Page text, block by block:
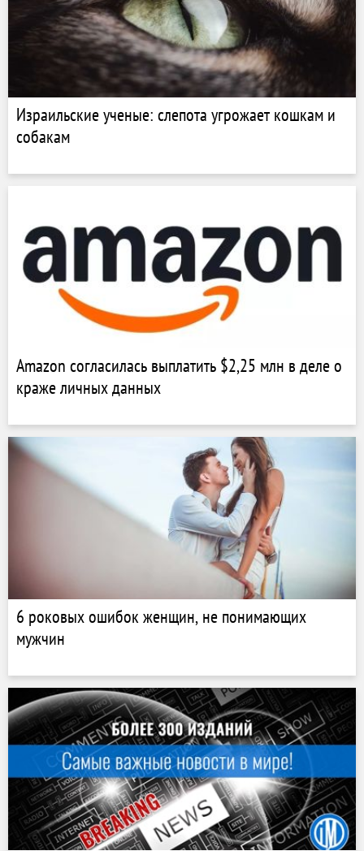
Израильские ученые: слепота угрожает кошкам и
собакам
Amazon согласилась выплатить $2,25 млн в деле о
краже личных данных
6 роковых ошибок женщин, не понимающих
мужчин